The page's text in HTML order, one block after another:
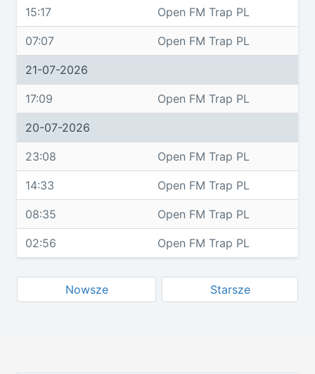
15:17 Open FM Trap PL
07:07 Open FM Trap PL
21-07-2026
17:09 Open FM Trap PL
20-07-2026
23:08 Open FM Trap PL
14:33 Open FM Trap PL
08:35 Open FM Trap PL
02:56 Open FM Trap PL
Nowsze Starsze